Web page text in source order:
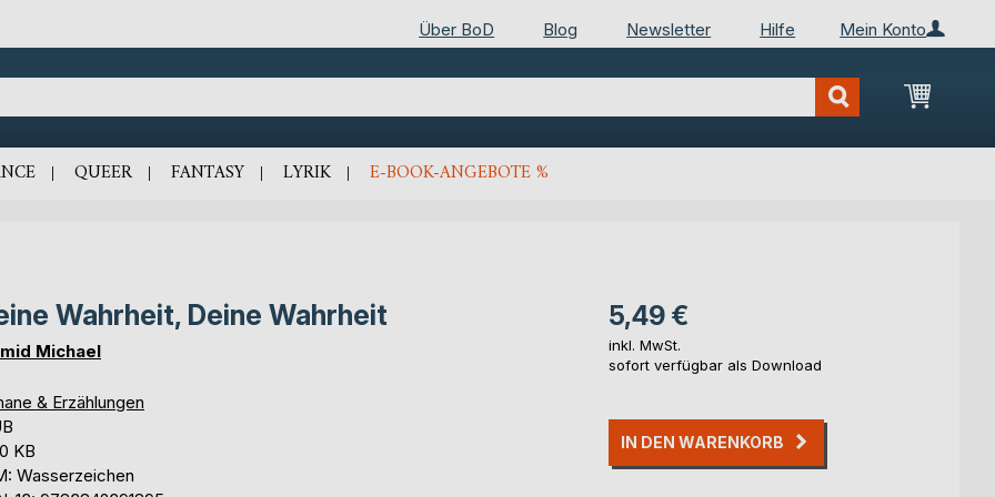
Mein Konto
Über BoD Blog Newsletter Hilfe
Mein
QUEER FANTASY LYRIK E-BOOK-ANGEBOTE %
Wahrheit, Deine Wahrheit
Michael
& Erzählungen
KB
Wasserzeichen
5,49 €
inkl. MwSt.
sofort verfügbar als Download
IN DEN WARENKORB